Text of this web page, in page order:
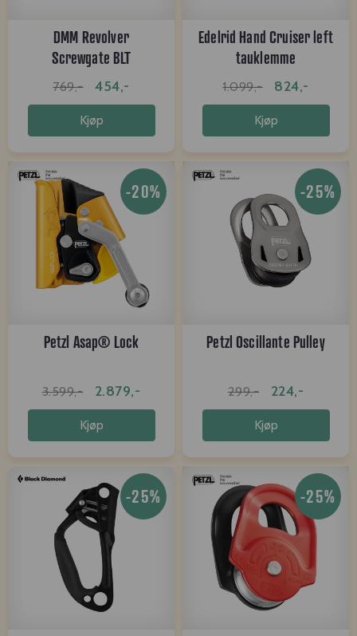
DMM Revolver
Screwgate BLT
769,- 454,-
Kjøp
Edelrid Hand Cruiser left
tauklemme
1.099,- 824,-
Kjøp
-20%
Petzl Asap® Lock
3.599,- 2.879,-
Kjøp
-25%
Petzl Oscillante Pulley
299,- 224,-
Kjøp
-25% -25%